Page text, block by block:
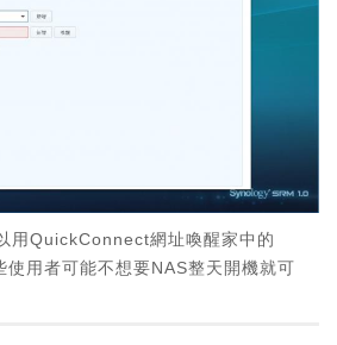
用QuickConnect網址喚醒家中的
用者可能不想要NAS整天開機就可